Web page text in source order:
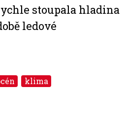
stoupala hladina
ledové
klima